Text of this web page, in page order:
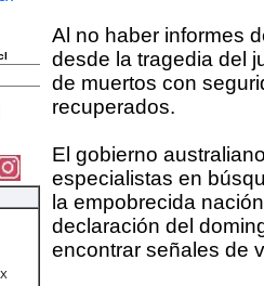
Al no haber informes
desde la tragedia del
de muertos con
recuperados.
El gobierno
especialistas en
la empobrecida
declaración del
encontrar señales de